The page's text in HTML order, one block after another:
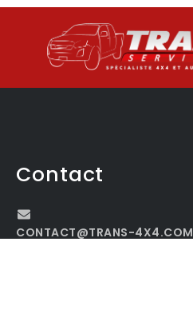
Contact
CONTACT@TRANS-4X4.COM